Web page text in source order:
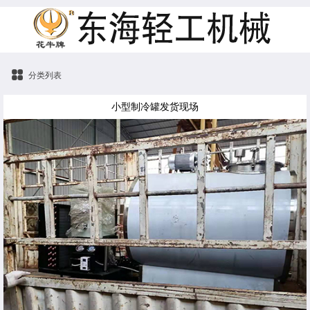
分类列表
小型制冷罐发货现场